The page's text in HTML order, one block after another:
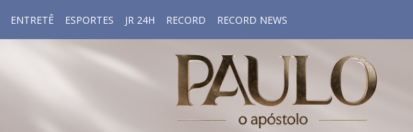
ENTRETÊ ESPORTES JR 24H RECORD RECORD NEWS